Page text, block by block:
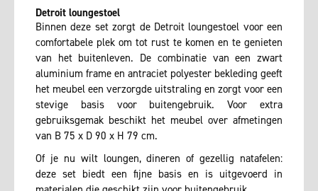
Detroit loungestoel
Binnen deze set zorgt de Detroit loungestoel voor een
comfortabele plek om tot rust te komen en te genieten
van het buitenleven. De combinatie van een zwart
aluminium frame en antraciet polyester bekleding geeft
het meubel een verzorgde uitstraling en zorgt voor een
stevige basis voor buitengebruik. Voor extra
gebruiksgemak beschikt het meubel over afmetingen
van B 75 x D 90 x H 79 cm.
Of je nu wilt loungen, dineren of gezellig natafelen:
deze set biedt een fijne basis en is uitgevoerd in